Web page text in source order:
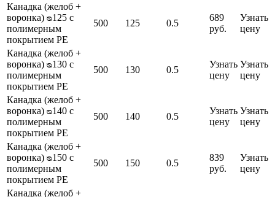
Канадка (желоб +
воронка) ᴓ125 с
полимерным
покрытием PE
500 125 0.5
689
руб.
Узнать
цену
Канадка (желоб +
воронка) ᴓ130 с
полимерным
покрытием PE
500 130 0.5
Узнать
цену
Узнать
цену
Канадка (желоб +
воронка) ᴓ140 с
полимерным
покрытием PE
500 140 0.5
Узнать
цену
Узнать
цену
Канадка (желоб +
воронка) ᴓ150 с
полимерным
покрытием PE
500 150 0.5
839
руб.
Узнать
цену
Канадка (желоб +